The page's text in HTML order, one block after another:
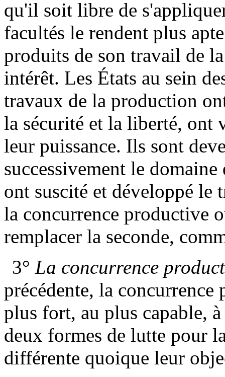
qu'il soit libre de
facultés le rendent plus
produits de son travail de
intérêt. Les États au sein
travaux de la production
la sécurité et la liberté, ont
leur puissance. Ils sont
successivement le
ont suscité et développé le
la concurrence productive
remplacer la seconde,
3° La concurrence
précédente, la
plus fort, au plus capable,
deux formes de lutte pour
différente quoique leur